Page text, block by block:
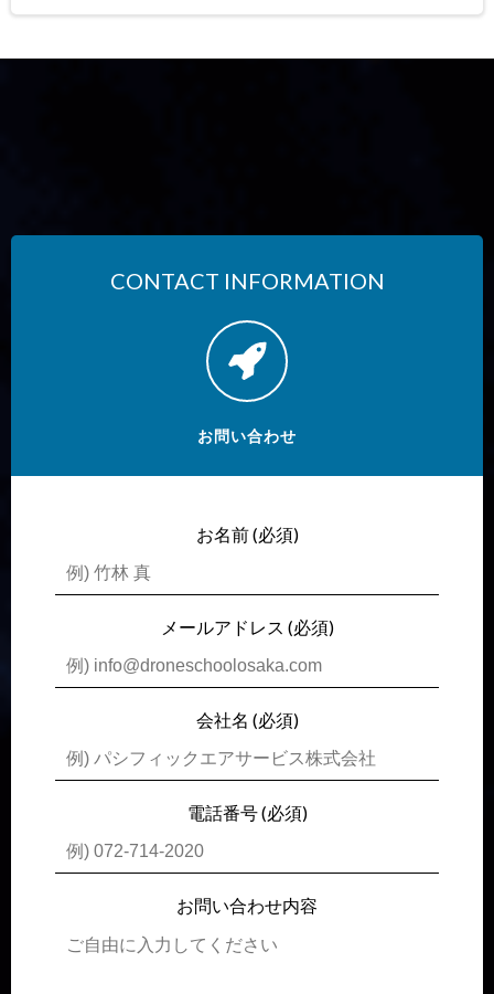
CONTACT INFORMATION
お問い合わせ
お名前 (必須)
メールアドレス (必須)
会社名 (必須)
電話番号 (必須)
お問い合わせ内容